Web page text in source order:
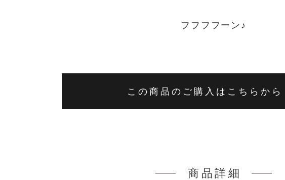
フフフフーン♪
この商品のご購入はこちらから
商品詳細